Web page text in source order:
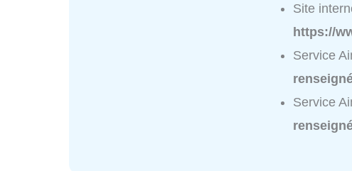
Site
https://
Service
Service